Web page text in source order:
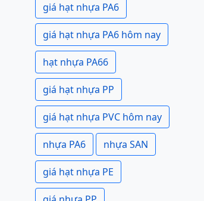
giá hạt nhựa PA6
giá hạt nhựa PA6 hôm nay
hạt nhựa PA66
giá hạt nhựa PP
giá hạt nhựa PVC hôm nay
nhựa PA6 nhựa SAN
giá hạt nhựa PE